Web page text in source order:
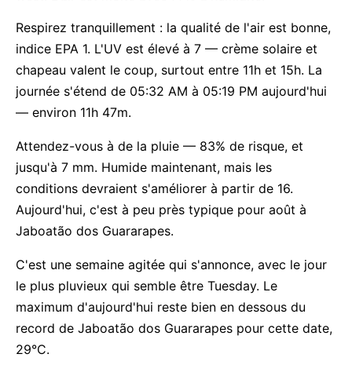
Respirez tranquillement : la qualité de l'air est bonne,
indice EPA 1. L'UV est élevé à 7 — crème solaire et
chapeau valent le coup, surtout entre 11h et 15h. La
journée s'étend de 05:32 AM à 05:19 PM aujourd'hui
— environ 11h 47m.
Attendez-vous à de la pluie — 83% de risque, et
jusqu'à 7 mm. Humide maintenant, mais les
conditions devraient s'améliorer à partir de 16.
Aujourd'hui, c'est à peu près typique pour août à
Jaboatão dos Guararapes.
C'est une semaine agitée qui s'annonce, avec le jour
le plus pluvieux qui semble être Tuesday. Le
maximum d'aujourd'hui reste bien en dessous du
record de Jaboatão dos Guararapes pour cette date,
29°C.